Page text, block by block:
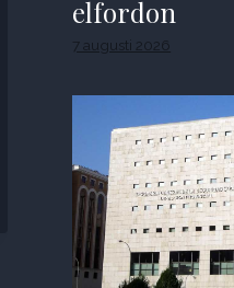
elfordon
7 augusti 2026